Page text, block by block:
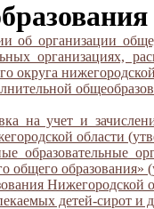
об организации
организациях,
округа
ка на учет и
области
образовательные
общего
Нижегородской
детей-сирот